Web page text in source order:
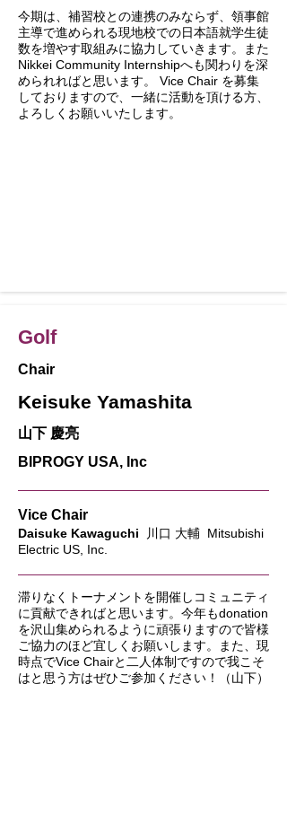
今期は、補習校との連携のみならず、領事館
主導で進められる現地校での日本語就学生徒
数を増やす取組みに協力していきます。また
Nikkei Community Internshipへも関わりを深
められればと思います。 Vice Chair を募集
しておりますので、一緒に活動を頂ける方、
よろしくお願いいたします。
Golf
Chair
Keisuke Yamashita
山下 慶亮
BIPROGY USA, Inc
Vice Chair
Daisuke Kawaguchi 川口 大輔 Mitsubishi
Electric US, Inc.
滞りなくトーナメントを開催しコミュニティ
に貢献できればと思います。今年もdonation
を沢山集められるように頑張りますので皆様
ご協力のほど宜しくお願いします。また、現
時点でVice Chairと二人体制ですので我こそ
はと思う方はぜひご参加ください！（山下）